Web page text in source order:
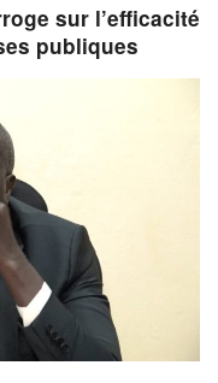
sur l’efficacité
publiques